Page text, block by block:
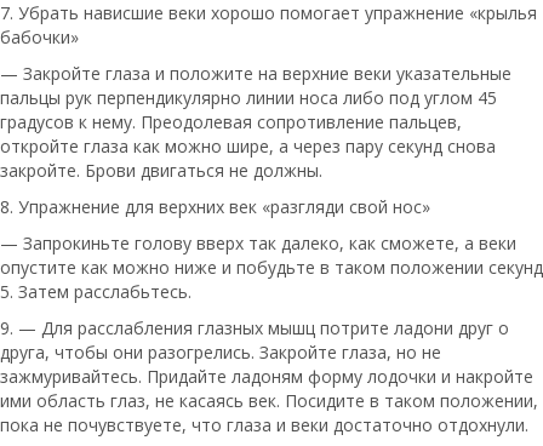
7. Убрать нависшие веки хорошо помогает упражнение «крылья
бабочки»
— Закройте глаза и положите на верхние веки указательные
пальцы рук перпендикулярно линии носа либо под углом 45
градусов к нему. Преодолевая сопротивление пальцев,
откройте глаза как можно шире, а через пару секунд снова
закройте. Брови двигаться не должны.
8. Упражнение для верхних век «разгляди свой нос»
— Запрокиньте голову вверх так далеко, как сможете, а веки
опустите как можно ниже и побудьте в таком положении секунд
5. Затем расслабьтесь.
9. — Для расслабления глазных мышц потрите ладони друг о
друга, чтобы они разогрелись. Закройте глаза, но не
зажмуривайтесь. Придайте ладоням форму лодочки и накройте
ими область глаз, не касаясь век. Посидите в таком положении,
пока не почувствуете, что глаза и веки достаточно отдохнули.